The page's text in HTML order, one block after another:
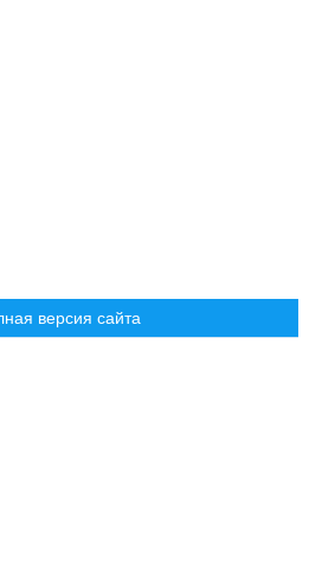
версия сайта